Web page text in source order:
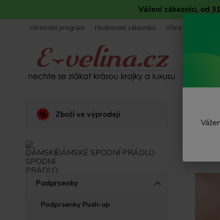
Vážení zákazníci, od
Věrnostní program Hodnocení zákazníků Vše o nákupu
Zboží ve výprodeji
DÁMSKÉ SPODNÍ PRÁDLO
Podprsenky
Podprsenky Push-up